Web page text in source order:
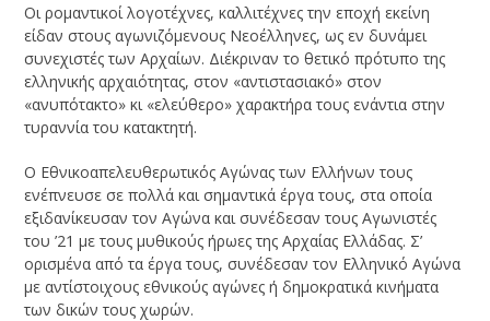
Οι ρομαντικοί λογοτέχνες, καλλιτέχνες την εποχή εκείνη
είδαν στους αγωνιζόμενους Νεοέλληνες, ως εν δυνάμει
συνεχιστές των Αρχαίων. Διέκριναν το θετικό πρότυπο της
ελληνικής αρχαιότητας, στον «αντιστασιακό» στον
«ανυπότακτο» κι «ελεύθερο» χαρακτήρα τους ενάντια στην
τυραννία του κατακτητή.
Ο Εθνικοαπελευθερωτικός Αγώνας των Ελλήνων τους
ενέπνευσε σε πολλά και σημαντικά έργα τους, στα οποία
εξιδανίκευσαν τον Αγώνα και συνέδεσαν τους Αγωνιστές
του ’21 με τους μυθικούς ήρωες της Αρχαίας Ελλάδας. Σ’
ορισμένα από τα έργα τους, συνέδεσαν τον Ελληνικό Αγώνα
με αντίστοιχους εθνικούς αγώνες ή δημοκρατικά κινήματα
των δικών τους χωρών.